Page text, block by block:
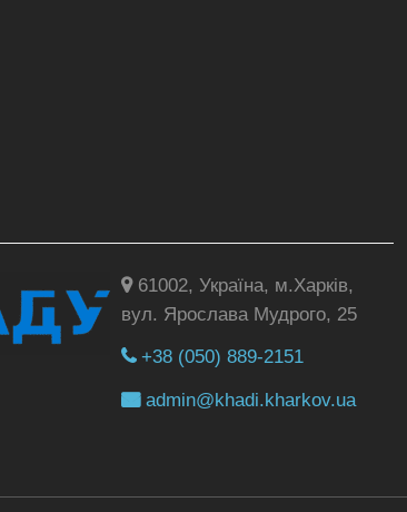
61002, Україна, м.Харків,
вул. Ярослава Мудрого, 25
+38 (050) 889-2151
admin@khadi.kharkov.ua